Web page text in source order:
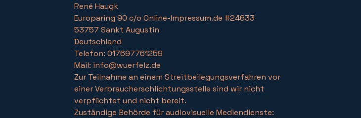
René Haugk
Europaring 90 c/o Online-Impressum.de #24633
53757 Sankt Augustin
Deutschland
Telefon: 017697761259
Mail: info@wuerfelz.de
Zur Teilnahme an einem Streitbeilegungsverfahren vor
einer Verbraucherschlichtungsstelle sind wir nicht
verpflichtet und nicht bereit.
Zuständige Behörde für audiovisuelle Mediendienste: